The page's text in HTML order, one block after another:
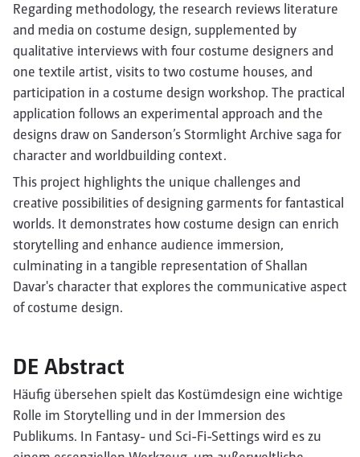
Regarding methodology, the research reviews literature
and media on costume design, supplemented by
qualitative interviews with four costume designers and
one textile artist, visits to two costume houses, and
participation in a costume design workshop. The practical
application follows an experimental approach and the
designs draw on Sanderson’s Stormlight Archive saga for
character and worldbuilding context.
This project highlights the unique challenges and
creative possibilities of designing garments for fantastical
worlds. It demonstrates how costume design can enrich
storytelling and enhance audience immersion,
culminating in a tangible representation of Shallan
Davar's character that explores the communicative aspect
of costume design.
DE Abstract
Häufig übersehen spielt das Kostümdesign eine wichtige
Rolle im Storytelling und in der Immersion des
Publikums. In Fantasy- und Sci-Fi-Settings wird es zu